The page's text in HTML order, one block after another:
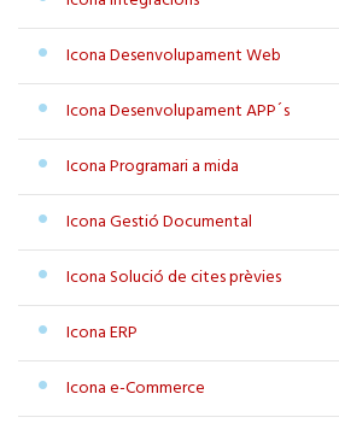
Icona Desenvolupament Web
Icona Desenvolupament APP´s
Icona Programari a mida
Icona Gestió Documental
Icona Solució de cites prèvies
Icona ERP
Icona e-Commerce